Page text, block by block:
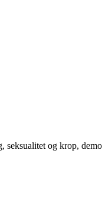
og krop,